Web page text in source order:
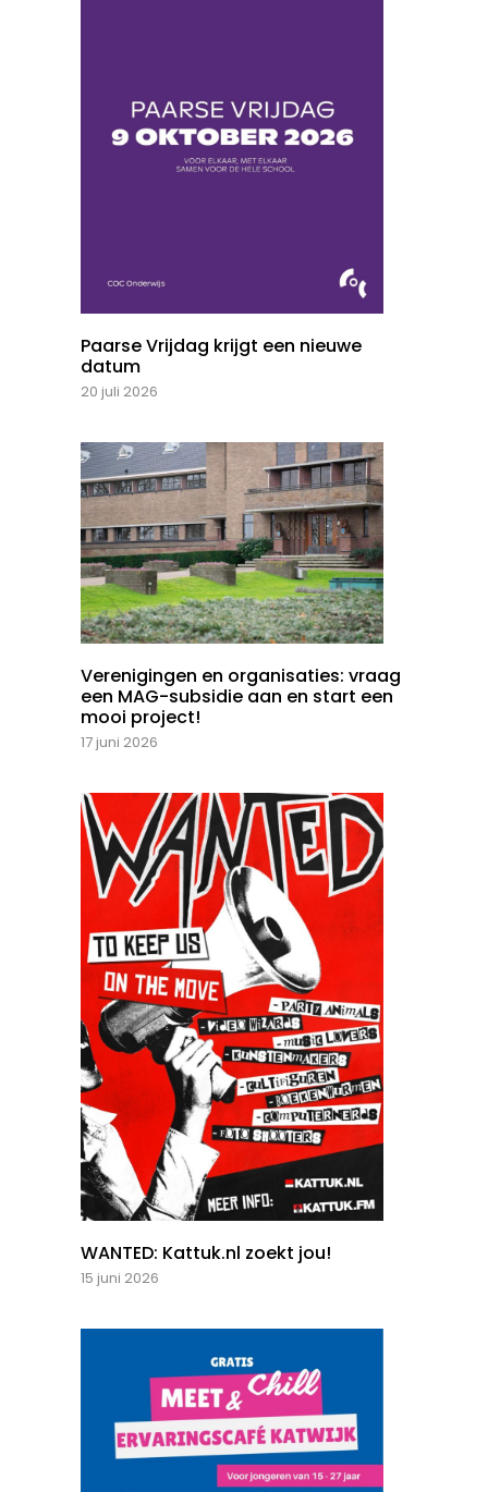
Paarse Vrijdag krijgt een nieuwe
datum
20 juli 2026
Verenigingen en organisaties: vraag
een MAG-subsidie aan en start een
mooi project!
17 juni 2026
WANTED: Kattuk.nl zoekt jou!
15 juni 2026